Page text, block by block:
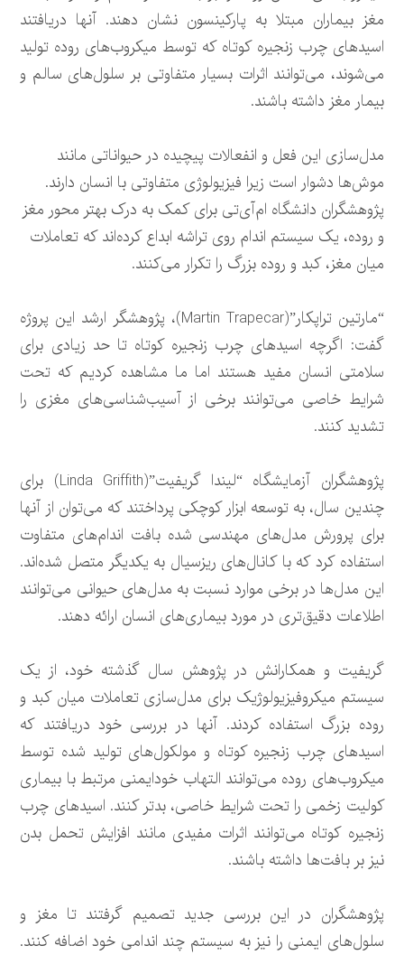
مغز بیماران مبتلا به پارکینسون نشان دهند. آنها دریافتند
اسیدهای چرب زنجیره کوتاه که توسط میکروب‌های روده تولید
می‌شوند، می‌توانند اثرات بسیار متفاوتی بر سلول‌های سالم و
بیمار مغز داشته باشند.
مدل‌سازی این فعل و انفعالات پیچیده در حیواناتی مانند
موش‌ها دشوار است زیرا فیزیولوژی متفاوتی با انسان دارند.
پژوهشگران دانشگاه ام‌آی‌تی برای کمک به درک بهتر محور مغز
و روده، یک سیستم اندام روی تراشه ابداع کرده‌اند که تعاملات
میان مغز، کبد و روده بزرگ را تکرار می‌کنند.
“مارتین تراپکار”(Martin Trapecar)، پژوهشگر ارشد این پروژه
گفت: اگرچه اسیدهای چرب زنجیره کوتاه تا حد زیادی برای
سلامتی انسان مفید هستند اما ما مشاهده کردیم که تحت
شرایط خاصی می‌توانند برخی از آسیب‌شناسی‌های مغزی را
تشدید کنند.
پژوهشگران آزمایشگاه “لیندا گریفیت”(Linda Griffith) برای
چندین سال، به توسعه ابزار کوچکی پرداختند که می‌توان از آنها
برای پرورش مدل‌های مهندسی شده بافت اندام‌های متفاوت
استفاده کرد که با کانال‌های ریزسیال به یکدیگر متصل شده‌اند.
این مدل‌ها در برخی موارد نسبت به مدل‌های حیوانی می‌توانند
اطلاعات دقیق‌تری در مورد بیماری‌های انسان ارائه دهند.
گریفیت و همکارانش در پژوهش سال گذشته خود، از یک
سیستم میکروفیزیولوژیک برای مدل‌سازی تعاملات میان کبد و
روده بزرگ استفاده کردند. آنها در بررسی خود دریافتند که
اسیدهای چرب زنجیره کوتاه و مولکول‌های تولید شده توسط
میکروب‌های روده می‌توانند التهاب خودایمنی مرتبط با بیماری
کولیت زخمی را تحت شرایط خاصی، بدتر کنند. اسیدهای چرب
زنجیره کوتاه می‌توانند اثرات مفیدی مانند افزایش تحمل بدن
نیز بر بافت‌ها داشته باشند.
پژوهشگران در این بررسی جدید تصمیم گرفتند تا مغز و
سلول‌های ایمنی را نیز به سیستم چند اندامی خود اضافه کنند.